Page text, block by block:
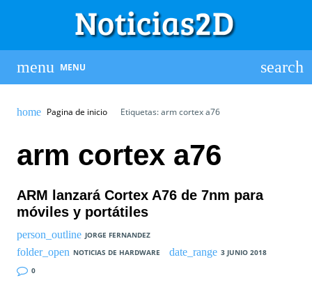
MENU
Pagina de inicio Etiquetas: arm cortex a76
arm cortex a76
ARM lanzará Cortex A76 de 7nm para
móviles y portátiles
JORGE FERNANDEZ
NOTICIAS DE HARDWARE
3 JUNIO 2018
0